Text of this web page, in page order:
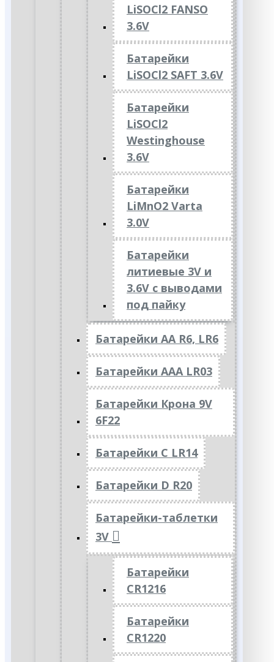
LiSOCl2 FANSO
3.6V
Батарейки
LiSOCl2 SAFT 3.6V
Батарейки
LiSOCl2
Westinghouse
3.6V
Батарейки
LiMnO2 Varta
3.0V
Батарейки
литиевые 3V и
3.6V с выводами
под пайку
Батарейки АА R6, LR6
Батарейки АAА LR03
Батарейки Крона 9V
6F22
Батарейки C LR14
Батарейки D R20
Батарейки-таблетки
3V
Батарейки
CR1216
Батарейки
CR1220